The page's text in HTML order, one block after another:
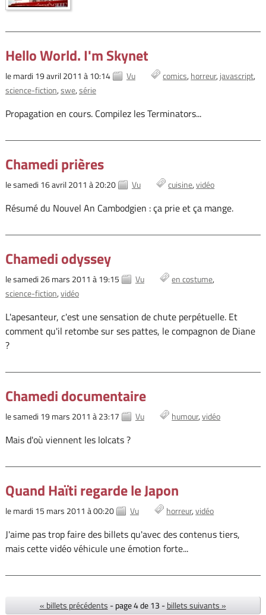
Hello World. I'm Skynet
le mardi 19 avril 2011 à 10:14 Vu comics horreur javascript
science-fiction swe série
Propagation en cours. Compilez les Terminators...
Chamedi prières
le samedi 16 avril 2011 à 20:20 Vu cuisine vidéo
Résumé du Nouvel An Cambodgien : ça prie et ça mange.
Chamedi odyssey
le samedi 26 mars 2011 à 19:15 Vu
en costume
science-fiction vidéo
L'apesanteur, c'est une sensation de chute perpétuelle. Et
comment qu'il retombe sur ses pattes, le compagnon de Diane
?
Chamedi documentaire
le samedi 19 mars 2011 à 23:17 Vu humour vidéo
Mais d'où viennent les lolcats ?
Quand Haïti regarde le Japon
le mardi 15 mars 2011 à 00:20 Vu horreur vidéo
J'aime pas trop faire des billets qu'avec des contenus tiers,
mais cette vidéo véhicule une émotion forte...
« billets précédents - page 4 de 13 -billets suivants »